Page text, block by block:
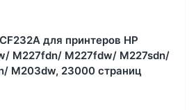
для принтеров HP
M227fdn/ M227fdw/ M227sdn/
M203dw, 23000 страниц